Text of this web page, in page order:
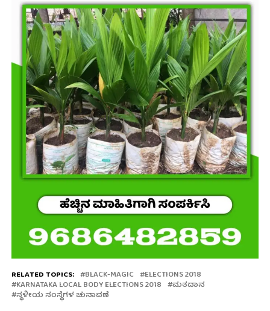
RELATED TOPICS: BLACK-MAGIC ELECTIONS 2018
KARNATAKA LOCAL BODY ELECTIONS 2018 ಮತದಾನ
ಸ್ಥಳೀಯ ಸಂಸ್ಥೆಗಳ ಚುನಾವಣೆ